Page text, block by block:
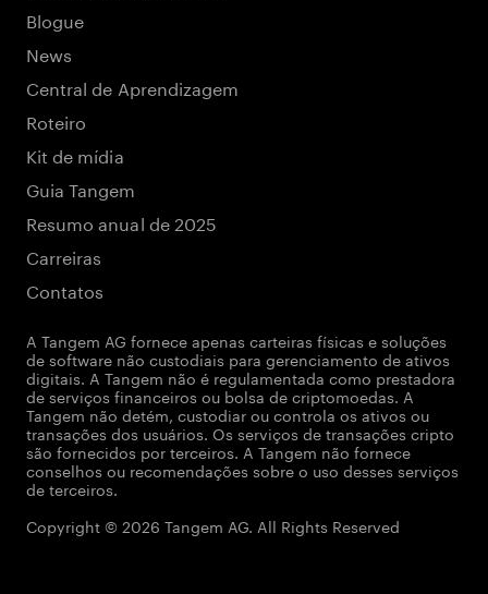
Blogue
News
Central de Aprendizagem
Roteiro
Kit de mídia
Guia Tangem
Resumo anual de 2025
Carreiras
Contatos
A Tangem AG fornece apenas carteiras físicas e soluções
de software não custodiais para gerenciamento de ativos
digitais. A Tangem não é regulamentada como prestadora
de serviços financeiros ou bolsa de criptomoedas. A
Tangem não detém, custodiar ou controla os ativos ou
transações dos usuários. Os serviços de transações cripto
são fornecidos por terceiros. A Tangem não fornece
conselhos ou recomendações sobre o uso desses serviços
de terceiros.